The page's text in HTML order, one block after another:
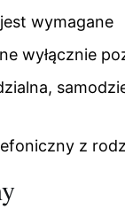
wymagane
wyłącznie
z